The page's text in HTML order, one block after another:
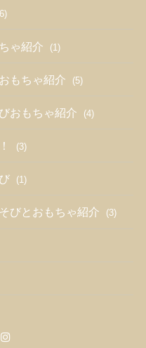
ゃ紹介 (1)
もちゃ紹介 (5)
おもちゃ紹介 (4)
(3)
(1)
びとおもちゃ紹介 (3)